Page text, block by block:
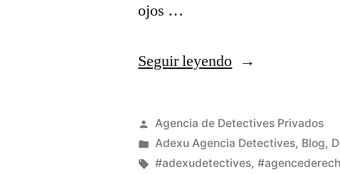
ojos …
Seguir leyendo
Agencia de Detectives Privados
Adexu Agencia Detectives, Blog,
#adexudetectives,